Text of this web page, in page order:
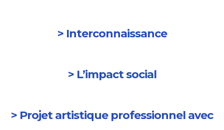
> Interconnaissance
> L’impact social
> Projet artistique professionnel avec